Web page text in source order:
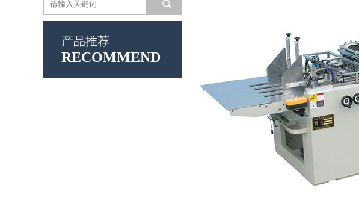
产品推荐
RECOMMEND